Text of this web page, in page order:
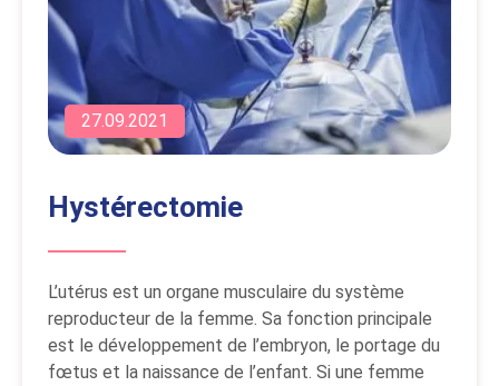
27.09.2021
Hystérectomie
L’utérus est un organe musculaire du système
reproducteur de la femme. Sa fonction principale
est le développement de l’embryon, le portage du
fœtus et la naissance de l’enfant. Si une femme